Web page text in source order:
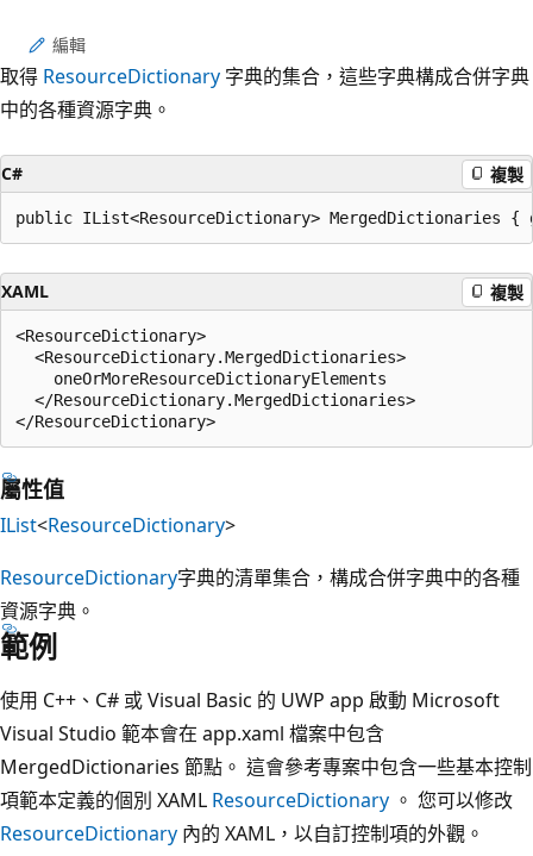
編輯
取得 ResourceDictionary 字典的集合，這些字典構成合併字典
中的各種資源字典。
C# 複製
public IList<ResourceDictionary> MergedDictionaries
XAML 複製
<ResourceDictionary>
  <ResourceDictionary.MergedDictionaries>
    oneOrMoreResourceDictionaryElements
  </ResourceDictionary.MergedDictionaries>
屬性值
IList<ResourceDictionary>
ResourceDictionary字典的清單集合，構成合併字典中的各種
資源字典。
範例
使用 C++、C# 或 Visual Basic 的 UWP app 啟動 Microsoft
Visual Studio 範本會在 app.xaml 檔案中包含
MergedDictionaries 節點。 這會參考專案中包含一些基本控制
項範本定義的個別 XAML ResourceDictionary 。 您可以修改
ResourceDictionary 內的 XAML，以自訂控制項的外觀。